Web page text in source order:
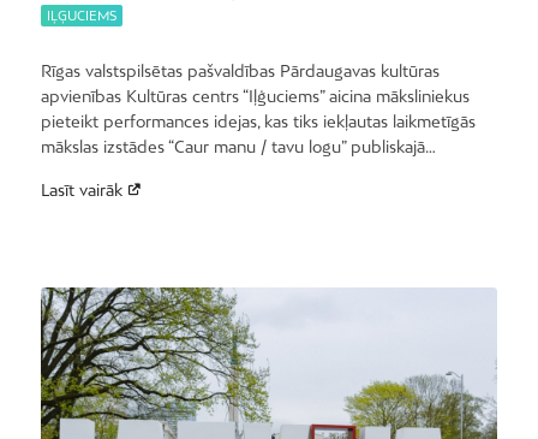
IĻĢUCIEMS
Rīgas valstspilsētas pašvaldības Pārdaugavas kultūras
apvienības Kultūras centrs “Iļģuciems” aicina māksliniekus
pieteikt performances idejas, kas tiks iekļautas laikmetīgās
mākslas izstādes “Caur manu / tavu logu” publiskajā…
Lasīt vairāk